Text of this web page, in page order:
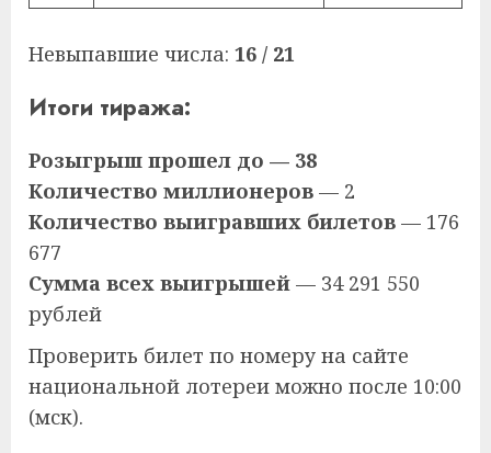
Невыпавшие числа: 16 / 21
Итоги тиража:
Розыгрыш прошел до — 38
Количество миллионеров — 2
Количество выигравших билетов — 176
677
Сумма всех выигрышей — 34 291 550
рублей
Проверить билет по номеру на сайте
национальной лотереи можно после 10:00
(мск).